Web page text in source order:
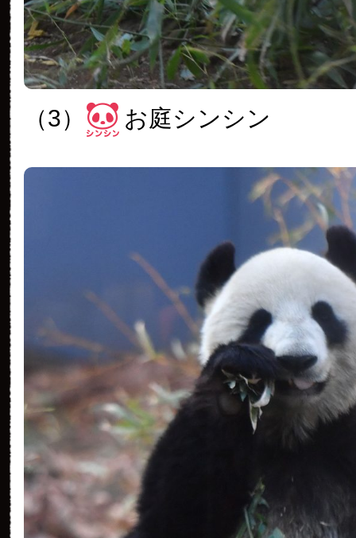
（3） お庭シンシン